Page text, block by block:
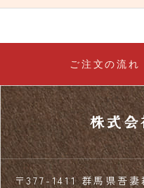
ご注文の流れ
株式
〒377-1411 群馬県吾